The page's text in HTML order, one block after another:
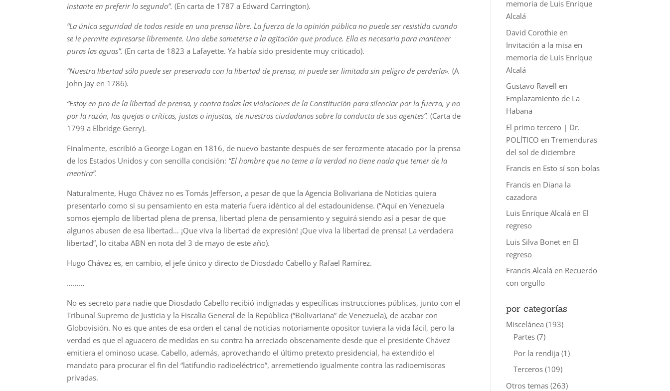
instante en preferir lo segundo”. (En carta de 1787 a Edward Carrington).
“La única seguridad de todos reside en una prensa libre. La fuerza de la opinión pública no puede ser resistida cuando
se le permite expresarse libremente. Uno debe someterse a la agitación que produce. Ella es necesaria para mantener
puras las aguas”.(En carta de 1823 a Lafayette. Ya había sido presidente muy criticado).
“Nuestra libertad sólo puede ser preservada con la libertad de prensa, ni puede ser limitada sin peligro de perderla». (A
John Jay en 1786).
“Estoy en pro de la libertad de prensa, y contra todas las violaciones de la Constitución para silenciar por la fuerza, y no
por la razón, las quejas o críticas, justas o injustas, de nuestros ciudadanos sobre la conducta de sus agentes”. (Carta de
1799 a Elbridge Gerry).
Finalmente, escribió a George Logan en 1816, de nuevo bastante después de ser ferozmente atacado por la prensa
de los Estados Unidos y con sencilla concisión: “El hombre que no teme a la verdad no tiene nada que temer de la
mentira”.
Naturalmente, Hugo Chávez no es Tomás Jefferson, a pesar de que la Agencia Bolivariana de Noticias quiera
presentarlo como si su pensamiento en esta materia fuera idéntico al del estadounidense. (“Aquí en Venezuela
somos ejemplo de libertad plena de prensa, libertad plena de pensamiento y seguirá siendo así a pesar de que
algunos abusen de esa libertad… ¡Que viva la libertad de expresión! ¡Que viva la libertad de prensa! La verdadera
libertad”, lo citaba ABN en nota del 3 de mayo de este año).
Hugo Chávez es, en cambio, el jefe único y directo de Diosdado Cabello y Rafael Ramírez.
………
No es secreto para nadie que Diosdado Cabello recibió indignadas y específicas instrucciones públicas, junto con el
Tribunal Supremo de Justicia y la Fiscalía General de la República (“Bolivariana” de Venezuela), de acabar con
Globovisión. No es que antes de esa orden el canal de noticias notoriamente opositor tuviera la vida fácil, pero la
verdad es que el aguacero de medidas en su contra ha arreciado obscenamente desde que el presidente Chávez
emitiera el ominoso ucase. Cabello, además, aprovechando el último pretexto presidencial, ha extendido el
mandato para procurar el fin del “latifundio radioeléctrico”, arremetiendo igualmente contra las radioemisoras
privadas.
memoria de Luis Enrique
Alcalá
David Corothie en
Invitación a la misa en
memoria de Luis Enrique
Alcalá
Gustavo Ravell en
Emplazamiento de La
Habana
El primo tercero | Dr.
POLÍTICO enTremenduras
del sol de diciembre
Francis en Esto sí son bolas
Francis en Diana la
cazadora
Luis Enrique Alcalá en El
regreso
Luis Silva Bonet en El
regreso
Francis Alcalá en Recuerdo
con orgullo
por categorías
Miscelánea (193)
Partes (7)
Por la rendija (1)
Terceros (109)
Otros temas (263)